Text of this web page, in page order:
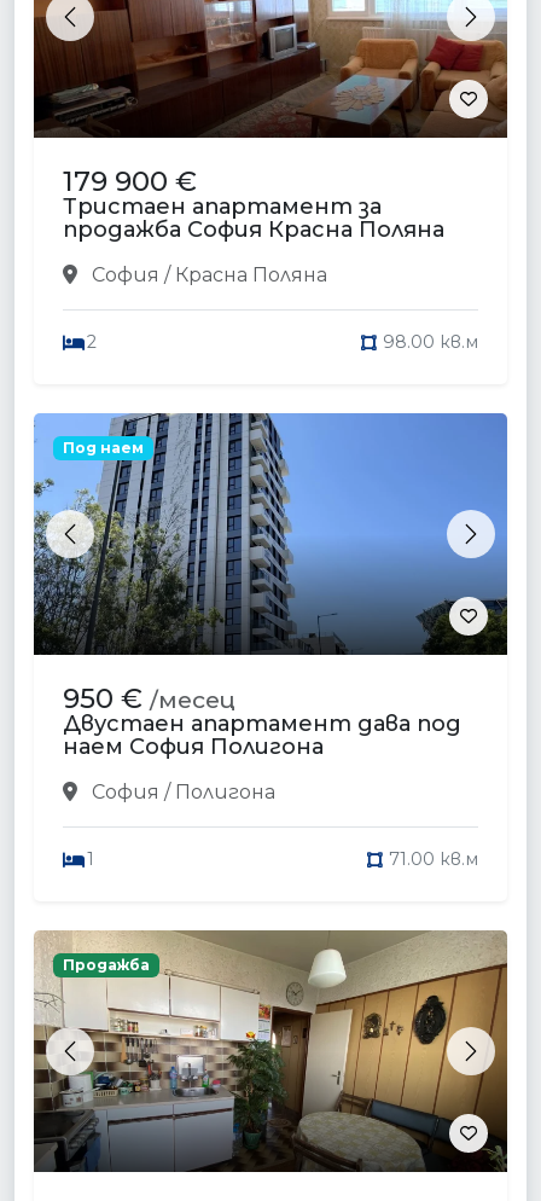
Previous Next
179 900 €
Тристаен апартамент за
продажба София Красна Поляна
София / Красна Поляна
2 98.00 кв.м
Previous Next
Под наем
950 € /месец
Двустаен апартамент дава под
наем София Полигона
София / Полигона
1 71.00 кв.м
Previous Next
Продажба